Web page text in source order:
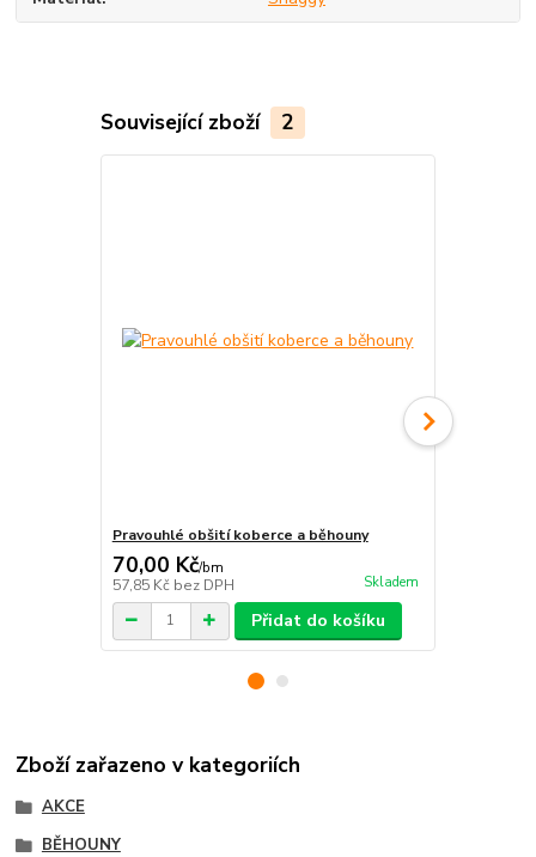
Související zboží 2
Pravouhlé obšití koberce a běhouny
70,00 Kč/bm
57,85 Kč bez DPH Skladem
Přidat do košíku
Zboží zařazeno v kategoriích
AKCE
BĚHOUNY